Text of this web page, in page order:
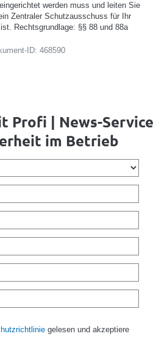
werden muss und leiten Sie
Zentraler Schutzausschuss für Ihr
Rechtsgrundlage: §§ 88 und 88a
ID: 468590
Profi | News-Service
im Betrieb
gelesen und akzeptiere